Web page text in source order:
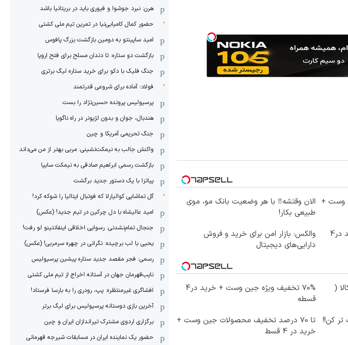
وست + الان وقتشه‼️ با هر وضعیت بانک مو، موی
طبیعی بکار!
70% تخفیف ویژه جین وست + خرید در4
والکس: بازار امن برای خرید و فروش
دارایی‌های دیجیتال
(
70% تخفیف ویژه جین وست + خرید در4
قسطه
تر کن!!
تا 70 درصد تخفیف محصولات جین وست +
خرید در 4 قسط
هرن: نبرد جوشوا و فیوری باید در بریتانیا باشد
حضور کمال کامیابی‌نیا در تمرین تیم ملی کشتی
امید ساپینتو به دومین بازگشت بزرگ پافوس
بازگشت دو ستاره: تا دندان مسلح برای فتح اروپا
جنگ فلیک با دکو برای خرید ستاره لیگ برتری
فولاد؛ آماده برای شروعی قدرتمند
پرسپولیس پرونده حسین‌نژاد را بست
هندبال، جوان و بدون لژیونر در راه ناگویا
جنگ تحریمی آمریکا و چین
واکنش جالب به نیمکت‌نشینی: مربی بهتر از من می‌داند
بازگشت رسمی ابراهیم صادقی به نیمکت سایپا
پیاتزا با یک دستور جدید برگشت
گل تماشایی کوالیارلا که فوتبال ایتالیا را شوکه کرد!
امید عالیشاه با دل چرکین در تیم جدید! (عکس)
جنجال تمام‌نشدنی:‌ رسوایی اخلاقی اینفانتینو لو رفت!
یحیی با لب برچیده: نگرانی در چهره سرمربی! (عکس)
رسمی: فجر مقصد جدید ستاره پیشین پرسپولیس
نایب‌قهرمان جهان در آستانه اخراج از تیم ملی کشتی
افشاگری غیرمنتظره: پپ، رودری را به بارسا فرستاد!
آخرین بازی دوستانه پرسپولیس برای لیگ برتر
برگزاری اردوی مشترک تیراندازان ایران و چین
حضور یک نماینده ایران در مسابقات شیرجه قهرمانی